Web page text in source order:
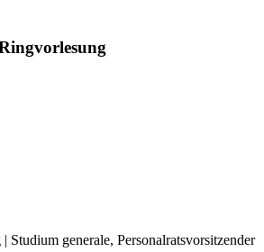
Studium generale, Personalratsvorsitzender